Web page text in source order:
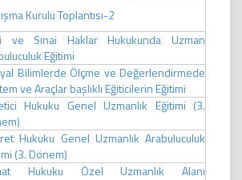
Kurulu Toplantısı-2
ve Sınai Haklar Hukukunda Uzman
Eğitimi
Bilimlerde Ölçme ve Değerlendirmede
ve Araçlar başlıklı Eğiticilerin Eğitimi
Hukuku Genel Uzmanlık Eğitimi (3.
Hukuku Genel Uzmanlık Arabuluculuk
(3. Dönem)
Hukuku Özel Uzmanlık Alanı